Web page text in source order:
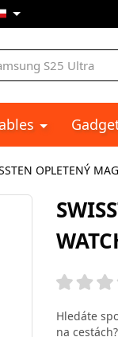
OPLETENÝ
Hledáte
na cestách?